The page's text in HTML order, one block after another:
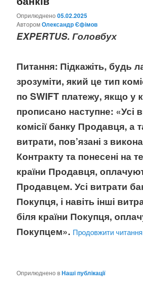
Оприлюднено05.02.2025
AвторомОлександр Єфімов
EXPERTUS. Головбух
Питання: Підкажіть, будь
зрозуміти, який це тип
поSWIFT платежу, якщо у
прописано наступне: «Усі
комісії банку Продавця, а
витрати, пов’язані з
Контракту та понесені на
країни Продавця,
Продавцем. Усі витрати
Покупця, і навіть інші
біля країни Покупця,
Покупцем». Продовжити читання
Оприлюднено вНаші публікації